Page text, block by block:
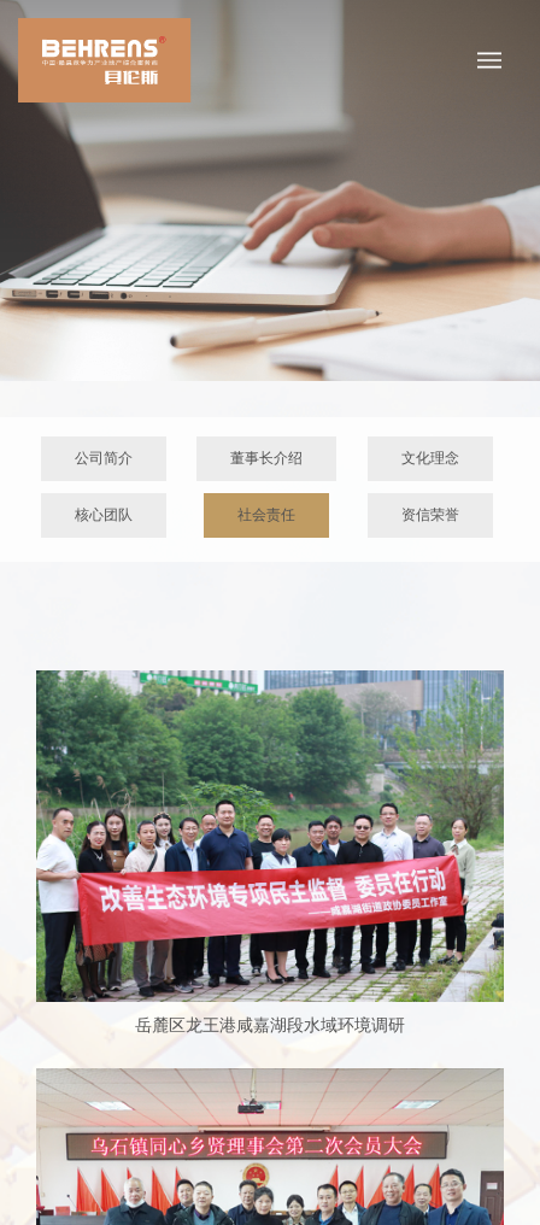
公司简介 董事长介绍 文化理念
核心团队 社会责任 资信荣誉
岳麓区龙王港咸嘉湖段水域环境调研